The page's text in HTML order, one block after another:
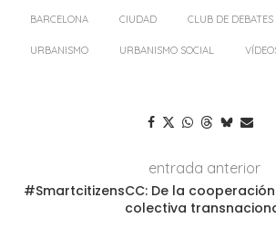
BARCELONA CIUDAD CLUB DE
URBANISMO URBANISMO SOCIAL
entrada anterior
#SmartcitizensCC: De la
colectiva